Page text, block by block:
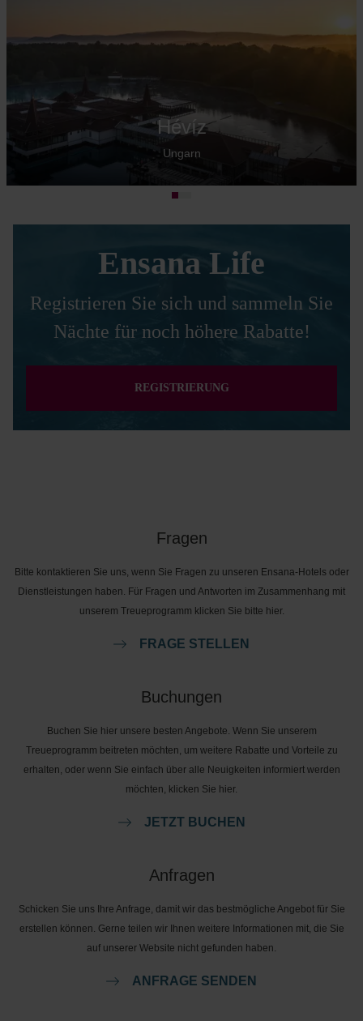
Hévíz
Ungarn
Ensana Life
Registrieren Sie sich und sammeln Sie
Nächte für noch höhere Rabatte!
REGISTRIERUNG
Fragen
Bitte kontaktieren Sie uns, wenn Sie Fragen zu unseren Ensana-Hotels oder
Dienstleistungen haben. Für Fragen und Antworten im Zusammenhang mit
unserem Treueprogramm klicken Sie bitte hier.
FRAGE STELLEN
Buchungen
Buchen Sie hier unsere besten Angebote. Wenn Sie unserem
Treueprogramm beitreten möchten, um weitere Rabatte und Vorteile zu
erhalten, oder wenn Sie einfach über alle Neuigkeiten informiert werden
möchten, klicken Sie hier.
JETZT BUCHEN
Anfragen
Schicken Sie uns Ihre Anfrage, damit wir das bestmögliche Angebot für Sie
erstellen können. Gerne teilen wir Ihnen weitere Informationen mit, die Sie
auf unserer Website nicht gefunden haben.
ANFRAGE SENDEN